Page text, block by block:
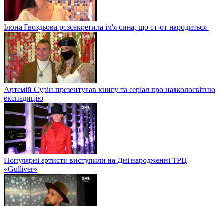
Ілона Гвоздьова розсекретила ім'я сина, що от-от народиться
Артемій Сурін презентував книгу та серіал про навколосвітню
експедицію
Популярні артисти виступили на Дні народженні ТРЦ
«Gulliver»